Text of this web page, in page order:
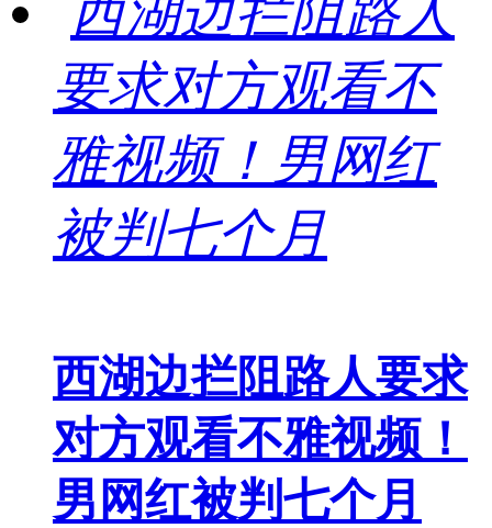
西湖边拦阻路人要求
对方观看不雅视频！
男网红被判七个月